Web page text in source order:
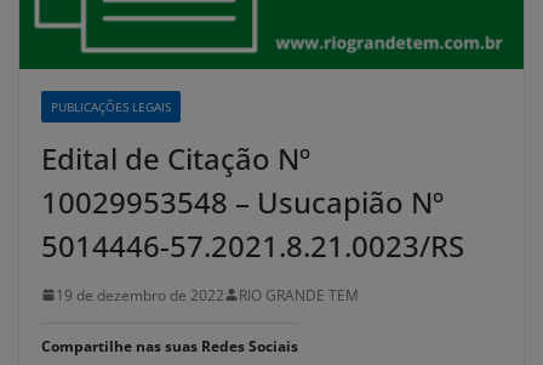
PUBLICAÇÕES LEGAIS
Edital de Citação Nº
10029953548 – Usucapião Nº
5014446-57.2021.8.21.0023/RS
19 de dezembro de 2022 RIO GRANDE TEM
Compartilhe nas suas Redes Sociais